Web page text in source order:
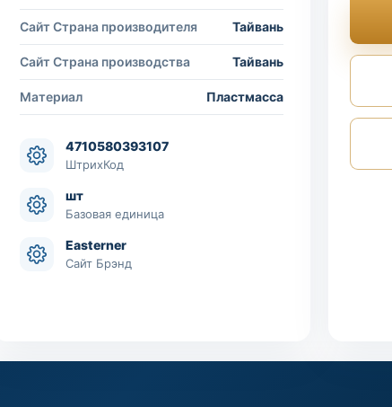
Сайт Страна производителя Тайвань
Сайт Страна производства Тайвань
Материал Пластмасса
4710580393107
ШтрихКод
шт
Базовая единица
Easterner
Сайт Брэнд